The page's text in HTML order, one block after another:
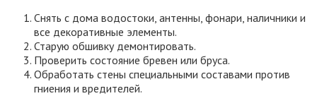
Снять с дома водостоки, антенны, фонари, наличники и
все декоративные элементы.
Старую обшивку демонтировать.
Проверить состояние бревен или бруса.
Обработать стены специальными составами против
гниения и вредителей.